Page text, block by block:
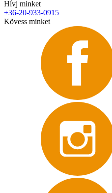
Hívj minket
+36-20-933-0915
Kövess minket